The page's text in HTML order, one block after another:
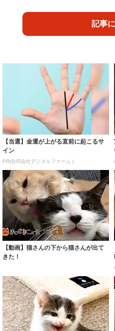
記事
【当選】金運が上がる直前に起こるサ
イン
PR(合同会社デジタルファーム )
【動画】猫さんの下から猫さんが出て
きた！